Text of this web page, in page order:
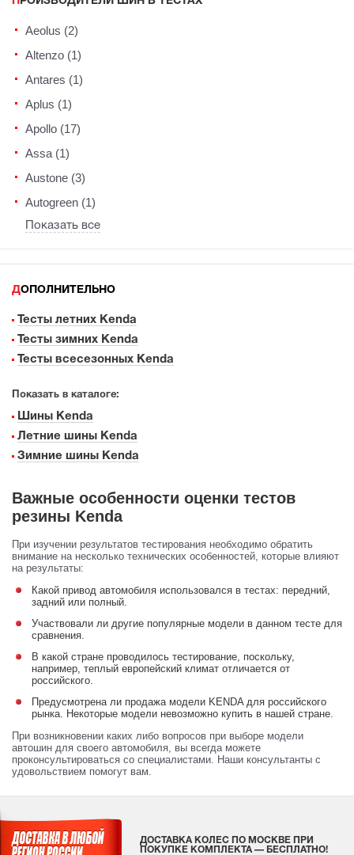
Aeolus (2)
Altenzo (1)
Antares (1)
Aplus (1)
Apollo (17)
Assa (1)
Austone (3)
Autogreen (1)
Показать все
ДОПОЛНИТЕЛЬНО
Тесты летних Kenda
Тесты зимних Kenda
Тесты всесезонных Kenda
Показать в каталоге:
Шины Kenda
Летние шины Kenda
Зимние шины Kenda
Важные особенности оценки тестов
резины Kenda
При изучении результатов тестирования необходимо обратить
внимание на несколько технических особенностей, которые влияют
на результаты:
Какой привод автомобиля использовался в тестах: передний,
задний или полный.
Участвовали ли другие популярные модели в данном тесте для
сравнения.
В какой стране проводилось тестирование, поскольку,
например, теплый европейский климат отличается от
российского.
Предусмотрена ли продажа модели KENDA для российского
рынка. Некоторые модели невозможно купить в нашей стране.
При возникновении каких либо вопросов при выборе модели
автошин для своего автомобиля, вы всегда можете
проконсультироваться со специалистами. Наши консультанты с
удовольствием помогут вам.
ДОСТАВКА КОЛЕС ПО МОСКВЕ ПРИ
ПОКУПКЕ КОМПЛЕКТА — БЕСПЛАТНО!